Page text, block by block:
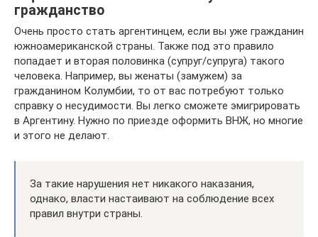
гражданство
Очень просто стать аргентинцем, если вы уже гражданин
южноамериканской страны. Также под это правило
попадает и вторая половинка (супруг/супруга) такого
человека. Например, вы женаты (замужем) за
гражданином Колумбии, то от вас потребуют только
справку о несудимости. Вы легко сможете эмигрировать
в Аргентину. Нужно по приезде оформить ВНЖ, но многие
и этого не делают.
За такие нарушения нет никакого наказания,
однако, власти настаивают на соблюдение всех
правил внутри страны.